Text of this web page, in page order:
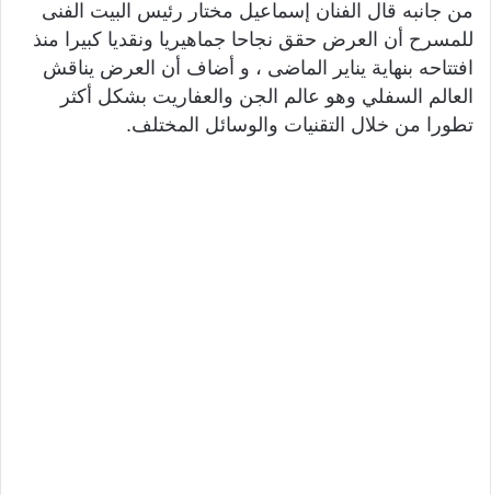
من جانبه قال الفنان إسماعيل مختار رئيس البيت الفنى
للمسرح أن العرض حقق نجاحا جماهيريا ونقديا كبيرا منذ
افتتاحه بنهاية يناير الماضى ، و أضاف أن العرض يناقش
العالم السفلي وهو عالم الجن والعفاريت بشكل أكثر
تطورا من خلال التقنيات والوسائل المختلف.